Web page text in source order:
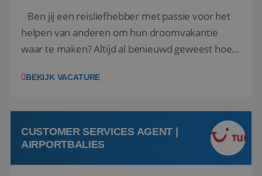
Ben jij een reisliefhebber met passie voor het
helpen van anderen om hun droomvakantie
waar te maken? Altijd al benieuwd geweest hoe
van de grootste reisorganisaties? Dan is een
op zoek naar een enthousiaste, leergie...
BEKIJK VACATURE
CUSTOMER SERVICES AGENT |
AIRPORTBALIES